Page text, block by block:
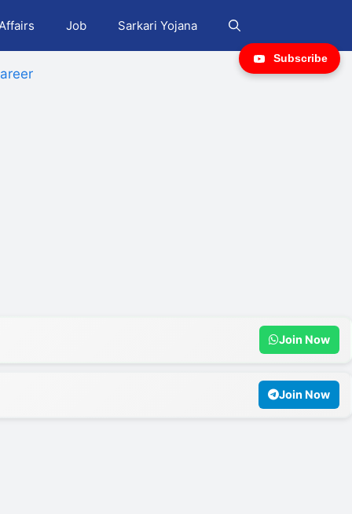
Job Sarkari Yojana
Join Now
Join Now
Subscribe